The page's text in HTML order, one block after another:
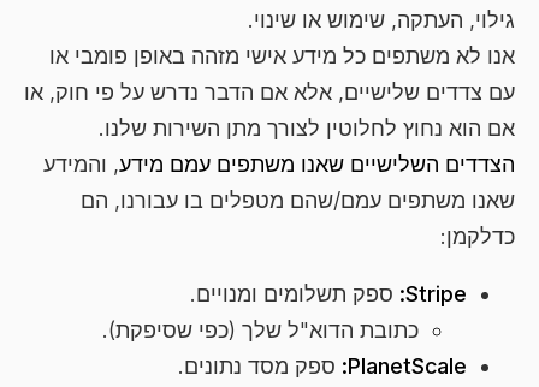
גילוי, העתקה, שימוש או שינוי.
אנו לא משתפים כל מידע אישי מזהה באופן פומבי או
עם צדדים שלישיים, אלא אם הדבר נדרש על פי חוק, או
אם הוא נחוץ לחלוטין לצורך מתן השירות שלנו.
הצדדים השלישיים שאנו משתפים עמם מידע, והמידע
שאנו משתפים עמם/שהם מטפלים בו עבורנו, הם
כדלקמן:
Stripe: ספק תשלומים ומנויים.
כתובת הדוא"ל שלך (כפי שסיפקת).
PlanetScale: ספק מסד נתונים.